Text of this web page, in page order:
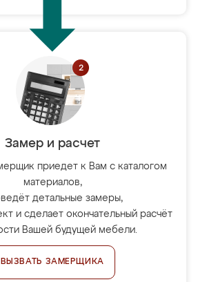
Замер и расчет
приедет к Вам с каталогом
материалов,
детальные замеры,
и сделает окончательный расчёт
Вашей будущей мебели.
ВЫЗВАТЬ ЗАМЕРЩИКА